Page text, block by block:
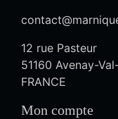
12 rue Pasteur
51160 Avenay-
FRANCE
Mon compte